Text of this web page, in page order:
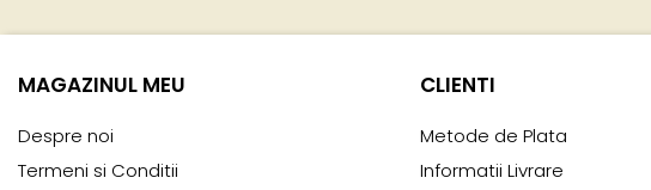
MAGAZINUL MEU
Despre noi
Termeni si Conditii
CLIENTI
Metode de Plata
Informatii Livrare